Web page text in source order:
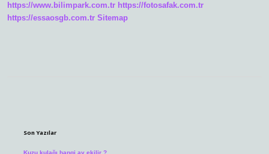
https://www.bilimpark.com.tr https://fotosafak.com.tr
https://essaosgb.com.tr Sitemap
Son Yazılar
Kuzu kulağı hangi ay ekilir ?